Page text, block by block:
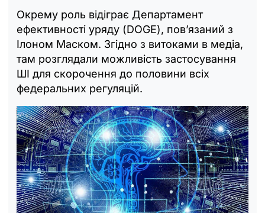
Окрему роль відіграє Департамент
ефективності уряду (DOGE), пов’язаний з
Ілоном Маском. Згідно з витоками в медіа,
там розглядали можливість застосування
ШІ для скорочення до половини всіх
федеральних регуляцій.